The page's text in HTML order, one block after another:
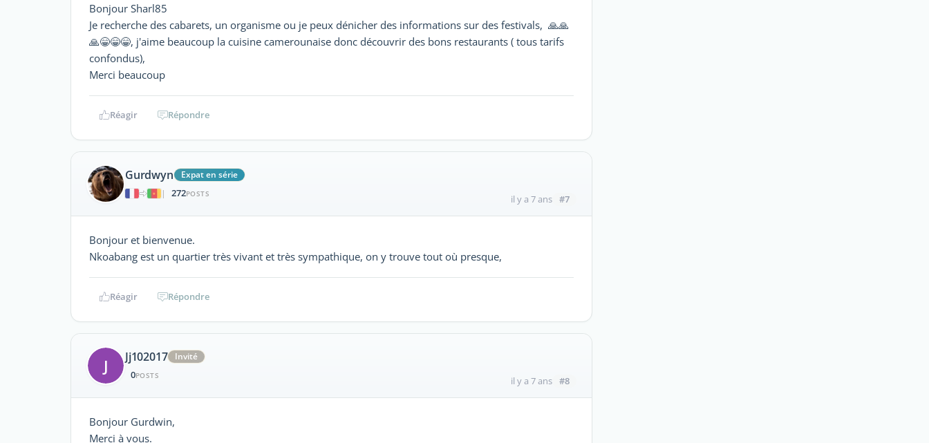
Bonjour Sharl85
Je recherche des cabarets, un organisme ou je peux dénicher des informations sur des festivals, 🙏🙏
🙏😁😁😁, j'aime beaucoup la cuisine camerounaise donc découvrir des bons restaurants ( tous tarifs
confondus),
Merci beaucoup
Réagir Répondre
Gurdwyn
Expat en série
|
272POSTS il y a 7 ans #7
Bonjour et bienvenue.
Nkoabang est un quartier très vivant et très sympathique, on y trouve tout où presque,
Réagir Répondre
J Jj102017 Invité
0POSTS il y a 7 ans #8
Bonjour Gurdwin,
Merci à vous.